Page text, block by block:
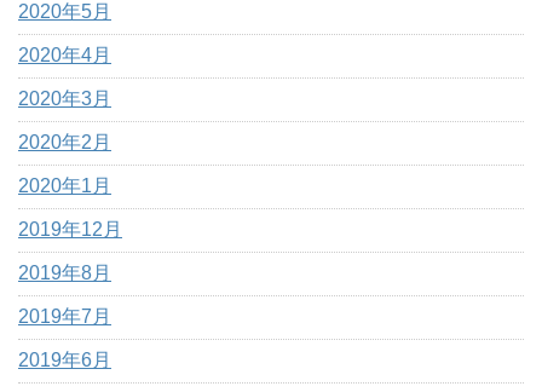
2020年5月
2020年4月
2020年3月
2020年2月
2020年1月
2019年12月
2019年8月
2019年7月
2019年6月